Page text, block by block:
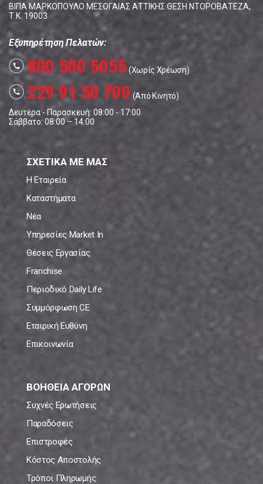
ΒΙΠΑ ΜΑΡΚΟΠΟΥΛΟ ΜΕΣΟΓΑΙΑΣ ΑΤΤΙΚΗΣ ΘΕΣΗ ΝΤΟΡΟΒΑΤΕΖΑ,
Τ.Κ. 19003
Εξυπηρέτηση Πελατών:
call 800 500 5055(Χωρίς Χρέωση)
call 229 91 50 700 (Από Κινητό)
Δευτέρα - Παρασκευή: 08:00 - 17:00
Σάββατο: 08:00 – 14:00
ΣΧΕΤΙΚΑ ΜΕ ΜΑΣ
Η Εταιρεία
Καταστήματα
Νέα
Υπηρεσίες Market In
Θέσεις Εργασίας
Franchise
Περιοδικό Daily Life
Συμμόρφωση CE
Εταιρική Ευθύνη
Επικοινωνία
ΒΟΗΘΕΙΑ ΑΓΟΡΩΝ
Συχνές Ερωτήσεις
Παραδόσεις
Επιστροφές
Κόστος Αποστολής
Τρόποι Πληρωμής